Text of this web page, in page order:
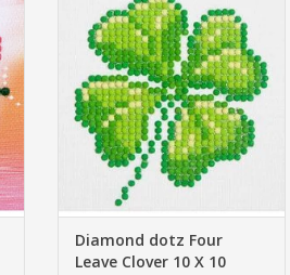
10 X 10
TOEVOEGEN AAN WINKELWAGEN
Diamond dotz Four
Leave Clover 10 X 10